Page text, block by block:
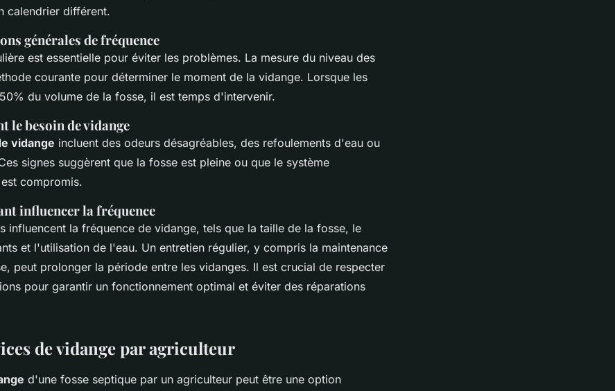
calendrier différent.
générales de fréquence
est essentielle pour éviter les problèmes. La mesure du niveau des
courante pour déterminer le moment de la vidange. Lorsque les
du volume de la fosse, il est temps d'intervenir.
le besoin de vidange
vidange incluent des odeurs désagréables, des refoulements d'eau ou
signes suggèrent que la fosse est pleine ou que le système
compromis.
influencer la fréquence
influencent la fréquence de vidange, tels que la taille de la fosse, le
et l'utilisation de l'eau. Un entretien régulier, y compris la maintenance
peut prolonger la période entre les vidanges. Il est crucial de respecter
pour garantir un fonctionnement optimal et éviter des réparations
de vidange par agriculteur
d'une fosse septique par un agriculteur peut être une option